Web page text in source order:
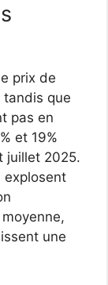
prix de
tandis que
pas en
et 19%
juillet 2025.
explosent
une